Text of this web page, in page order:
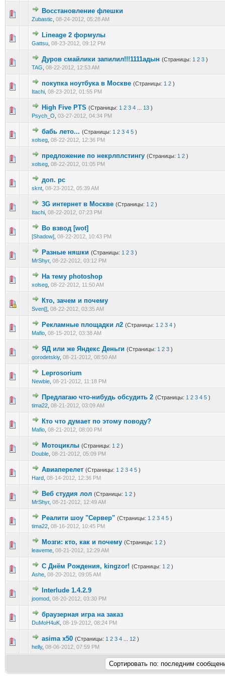
Восстановление флешки
Zubastic 08-24-2012, 05:28 AM
0 голос(ов) - 0 из 5 в среднем
123 45
Lineage 2 формулы
Gattsu 08-23-2012, 09:12 PM
0 голос(ов) - 0 из 5 в среднем
12345
Дуров смайлики запилил!!!1111адын (Страницы: 1 2 3 )
TAG 08-22-2012, 12:53 AM
1 голос(ов) - 5 из 5 в среднем
123 45
покупка ноутбука в Москве (Страницы: 1 2 )
Itachi 08-23-2012, 01:55 PM
0 голос(ов) - 0 из 5 в среднем
1234 5
High Five PTS (Страницы: 1 2 3 4 13 )
Psych_O 03-27-2012, 04:34 PM
0 голос(ов) - 0 из 5 в среднем
12345
бабь лето... (Страницы: 1 2 3 4 5 )
xolseg 08-22-2012, 12:36 PM
0 голос(ов) - 0 из 5 в среднем
12345
предложение по некрлплстингу (Страницы: 1 2 )
xolseg 08-22-2012, 01:05 PM
0 голос(ов) - 0 из 5 в среднем
123 45
доп. pc
sknt 08-23-2012, 05:39 AM
0 голос(ов) - 0 из 5 в среднем
3G интернет в Москве (Страницы: 1 2 )
Itachi 08-22-2012, 07:23 PM
0 голос(ов) - 0 из 5 в среднем
1 2345
Во взвод [wot]
[Shadow] 08-22-2012, 10:43 PM
0 голос(ов) - 0 из 5 в среднем
1
Разные няшки (Страницы: 1 2 3 )
MrShyr, 08-22-2012, 03:12 PM
0 голос(ов) - 0 из 5 в среднем
1 2345
На тему photoshop
xolseg 08-22-2012, 11:50 AM
0 голос(ов) - 0 из 5 в среднем
12345
Кто, зачем и почему
Sven[] 08-22-2012, 03:35 AM
0 голос(ов) - 0 из 5 в среднем
12345
Рекламные площадки л2 (Страницы: 1 2 3 4 )
Mafio 08-15-2012, 03:38 AM
0 голос(ов) - 0 из 5 в среднем
12345
ЯД или же Яндекс Деньги (Страницы: 1 2 3 )
gorodetskiy, 08-21-2012, 08:50 AM
1 голос(ов) - 5 из 5 в среднем
1234 5
Leprosorium
Newbie 08-21-2012, 11:18 PM
0 голос(ов) - 0 из 5 в среднем
Предлагаю что-нибудь обсудить 2 (Страницы: 1 2 3 4 5 )
tima22 08-21-2012, 03:09 AM
0 голос(ов) - 0 из 5 в среднем
12345
Кто что думает по этому поводу?
Mafio 08-21-2012, 08:00 PM
0 голос(ов) - 0 из 5 в среднем
12 34 5
Мотоциклы (Страницы: 1 2 )
Double 08-21-2012, 05:09 PM
0 голос(ов) - 0 из 5 в среднем
12345
Авиаперелет (Страницы: 1 2 3 4 5 )
Hard 08-14-2012, 12:36 PM
0 голос(ов) - 0 из 5 в среднем
12345
Веб студия лол (Страницы: 1 2 )
MrShyr, 08-21-2012, 12:49 AM
0 голос(ов) - 0 из 5 в среднем
12 345
Реалити шоу "Сервер" (Страницы: 1 2 3 4 5 )
tima22 08-16-2012, 10:45 PM
0 голос(ов) - 0 из 5 в среднем
12345
Мозги: кто, как и почему (Страницы: 1 2 )
leaveme 08-21-2012, 12:29 AM
0 голос(ов) - 0 из 5 в среднем
123 45
C Днём Рождения, kingzor! (Страницы: 1 2 )
Ashe 08-20-2012, 09:05 AM
0 голос(ов) - 0 из 5 в среднем
12345
Interlude 1.4.2.9
joomod 08-20-2012, 03:30 PM
0 голос(ов) - 0 из 5 в среднем
12
браузерная игра на заказ
DuMoH4uK 08-19-2012, 08:24 PM
0 голос(ов) - 0 из 5 в среднем
123 45
asima x50 (Страницы: 1 2 3 4 12 )
helly, 08-06-2012, 07:59 PM
0 голос(ов) - 0 из 5 в среднем
12345